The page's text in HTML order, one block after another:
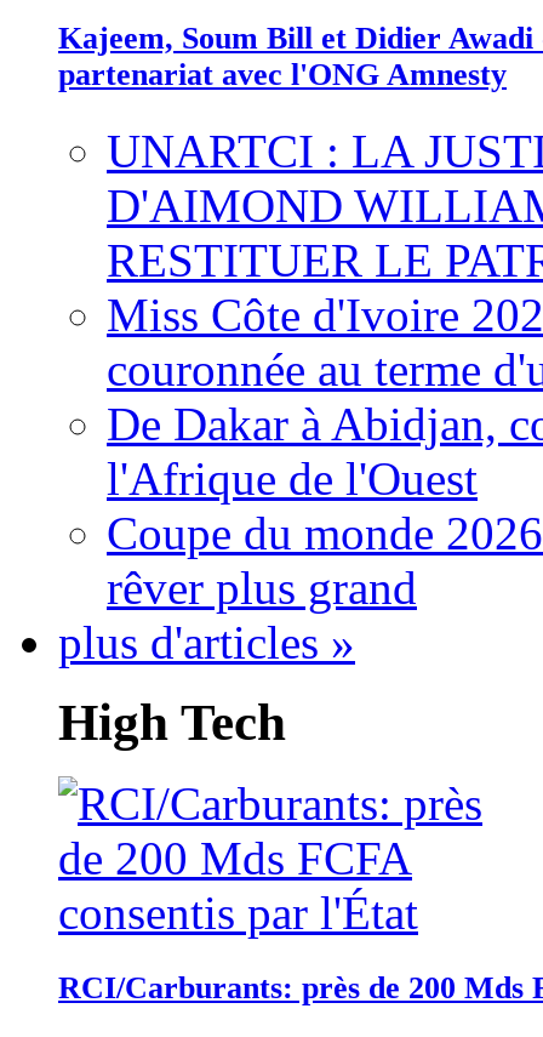
Kajeem, Soum Bill et Didier
partenariat avec l'ONG Amnesty
UNARTCI : LA
D'AIMOND
RESTITUER LE
Miss Côte d'Ivoire
couronnée au terme
De Dakar à Abidjan,
l'Afrique de l'Ouest
Coupe du monde
rêver plus grand
plus d'articles »
High Tech
RCI/Carburants: près de 200 Mds